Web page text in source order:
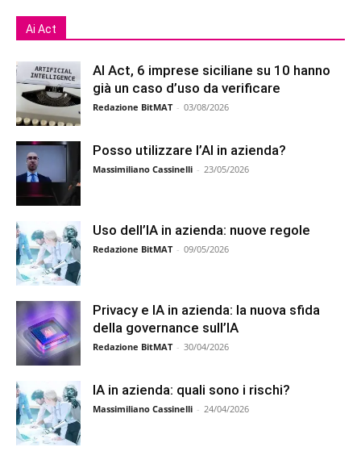
Ai Act
AI Act, 6 imprese siciliane su 10 hanno
già un caso d’uso da verificare
Redazione BitMAT - 03/08/2026
Posso utilizzare l’AI in azienda?
Massimiliano Cassinelli - 23/05/2026
Uso dell’IA in azienda: nuove regole
Redazione BitMAT - 09/05/2026
Privacy e IA in azienda: la nuova sfida
della governance sull’IA
Redazione BitMAT - 30/04/2026
IA in azienda: quali sono i rischi?
Massimiliano Cassinelli - 24/04/2026